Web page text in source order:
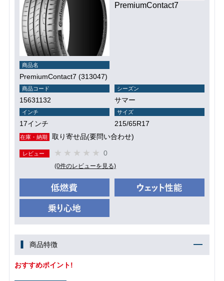
PremiumContact7
商品名
PremiumContact7 (313047)
商品コード
15631132
シーズン
サマー
インチ
17インチ
サイズ
215/65R17
在庫・納期 取り寄せ品(要問い合わせ)
レビュー 0
(0件のレビューを見る)
商品特徴
おすすめポイント!